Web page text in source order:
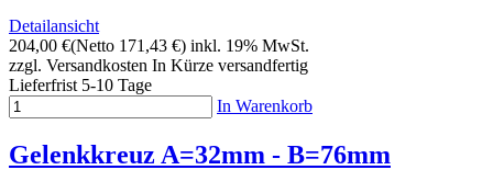
Detailansicht
204,00 €(Netto 171,43 €) inkl. 19% MwSt.
zzgl. Versandkosten In Kürze versandfertig
Lieferfrist 5-10 Tage
In Warenkorb
Gelenkkreuz A=32mm - B=76mm